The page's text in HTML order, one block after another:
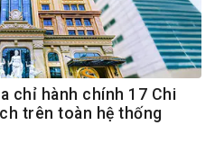
chỉ hành chính 17 Chi
trên toàn hệ thống